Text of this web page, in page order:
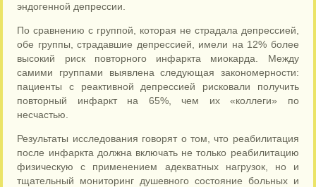
эндогенной депрессии.
По сравнению с группой, которая не страдала депрессией,
обе группы, страдавшие депрессией, имели на 12% более
высокий риск повторного инфаркта миокарда. Между
самими группами выявлена следующая закономерности:
пациенты с реактивной депрессией рисковали получить
повторный инфаркт на 65%, чем их «коллеги» по
несчастью.
Результаты исследования говорят о том, что реабилитация
после инфаркта должна включать не только реабилитацию
физическую с применением адекватных нагрузок, но и
тщательный мониторинг душевного состояние больных и